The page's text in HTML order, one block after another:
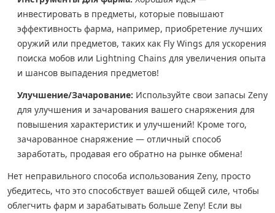
инвестировать в предметы, которые повышают
эффективность фарма, например, приобретение лучших
оружий или предметов, таких как Fly Wings для ускорения
поиска мобов или Lightning Chains для увеличения опыта
и шансов выпадения предметов!
Улучшение/Зачарование: Используйте свои запасы Zeny
для улучшения и зачарования вашего снаряжения для
повышения характеристик и улучшений! Кроме того,
зачарованное снаряжение — отличный способ
заработать, продавая его обратно на рынке обмена!
Нет неправильного способа использования Zeny, просто
убедитесь, что это способствует вашей общей силе, чтобы
облегчить фарм и зарабатывать больше Zeny! Если вы